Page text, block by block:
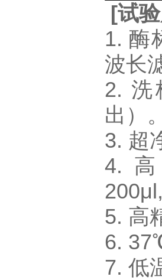
[试
1. 酶
波长
2. 洗
出）
3. 超
4.
5. 高
6.
7. 低